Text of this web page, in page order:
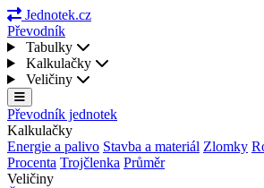
Jednotek.cz
Převodník
Tabulky
Kalkulačky
Veličiny
Převodník jednotek
Kalkulačky
Energie a palivo Stavba a materiál Zlomky
Procenta Trojčlenka Průměr
Veličiny